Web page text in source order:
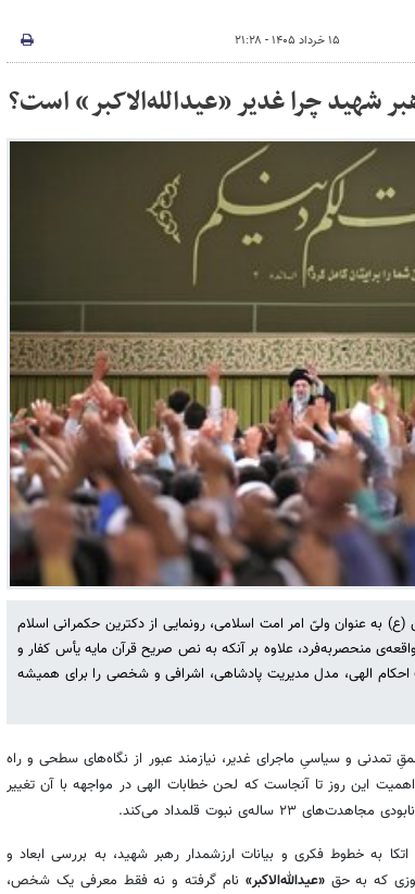
۱۵ خرداد ۱۴۰۵ - ۲۱:۲۸
شهید چرا غدیر «عیدالله‌الاکبر» است؟
به عنوان ولیّ امر امت اسلامی، رونمایی از دکترین حکمرانی اسلام
منحصربه‌فرد، علاوه بر آنکه به نص صریح قرآن مایه یأس کفار و
الهی، مدل مدیریت پادشاهی، اشرافی و شخصی را برای همیشه
تمدنی و سیاسیِ ماجرای غدیر، نیازمند عبور از نگاه‌های سطحی و راه
این روز تا آنجاست که لحن خطابات الهی در مواجهه با آن تغییر
ساله‌ی نبوت قلمداد می‌کند.
اتکا به خطوط فکری و بیانات ارزشمدار رهبر شهید، به بررسی ابعاد و
که به حق «عیدالله‌الاکبر» نام گرفته و نه فقط معرفی یک شخص،